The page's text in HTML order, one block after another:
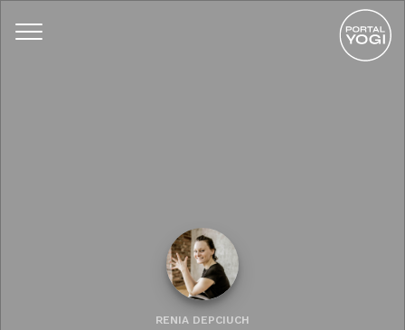
RENIA DEPCIUCH